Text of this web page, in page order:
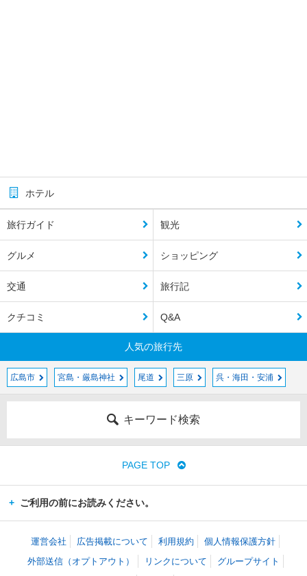
ホテル
旅行ガイド 観光
グルメ ショッピング
交通 旅行記
クチコミ Q&A
人気の旅行先
広島市 宮島・厳島神社 尾道 三原 呉・海田・安浦
キーワード検索
PAGE TOP
ご利用の前にお読みください。
運営会社 広告掲載について 利用規約
個人情報保護方針
外部送信（オプトアウト）
リンクについて グループサイト